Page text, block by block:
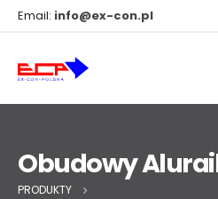
Email: info@ex-con.pl
Obudowy
PRODUKTY